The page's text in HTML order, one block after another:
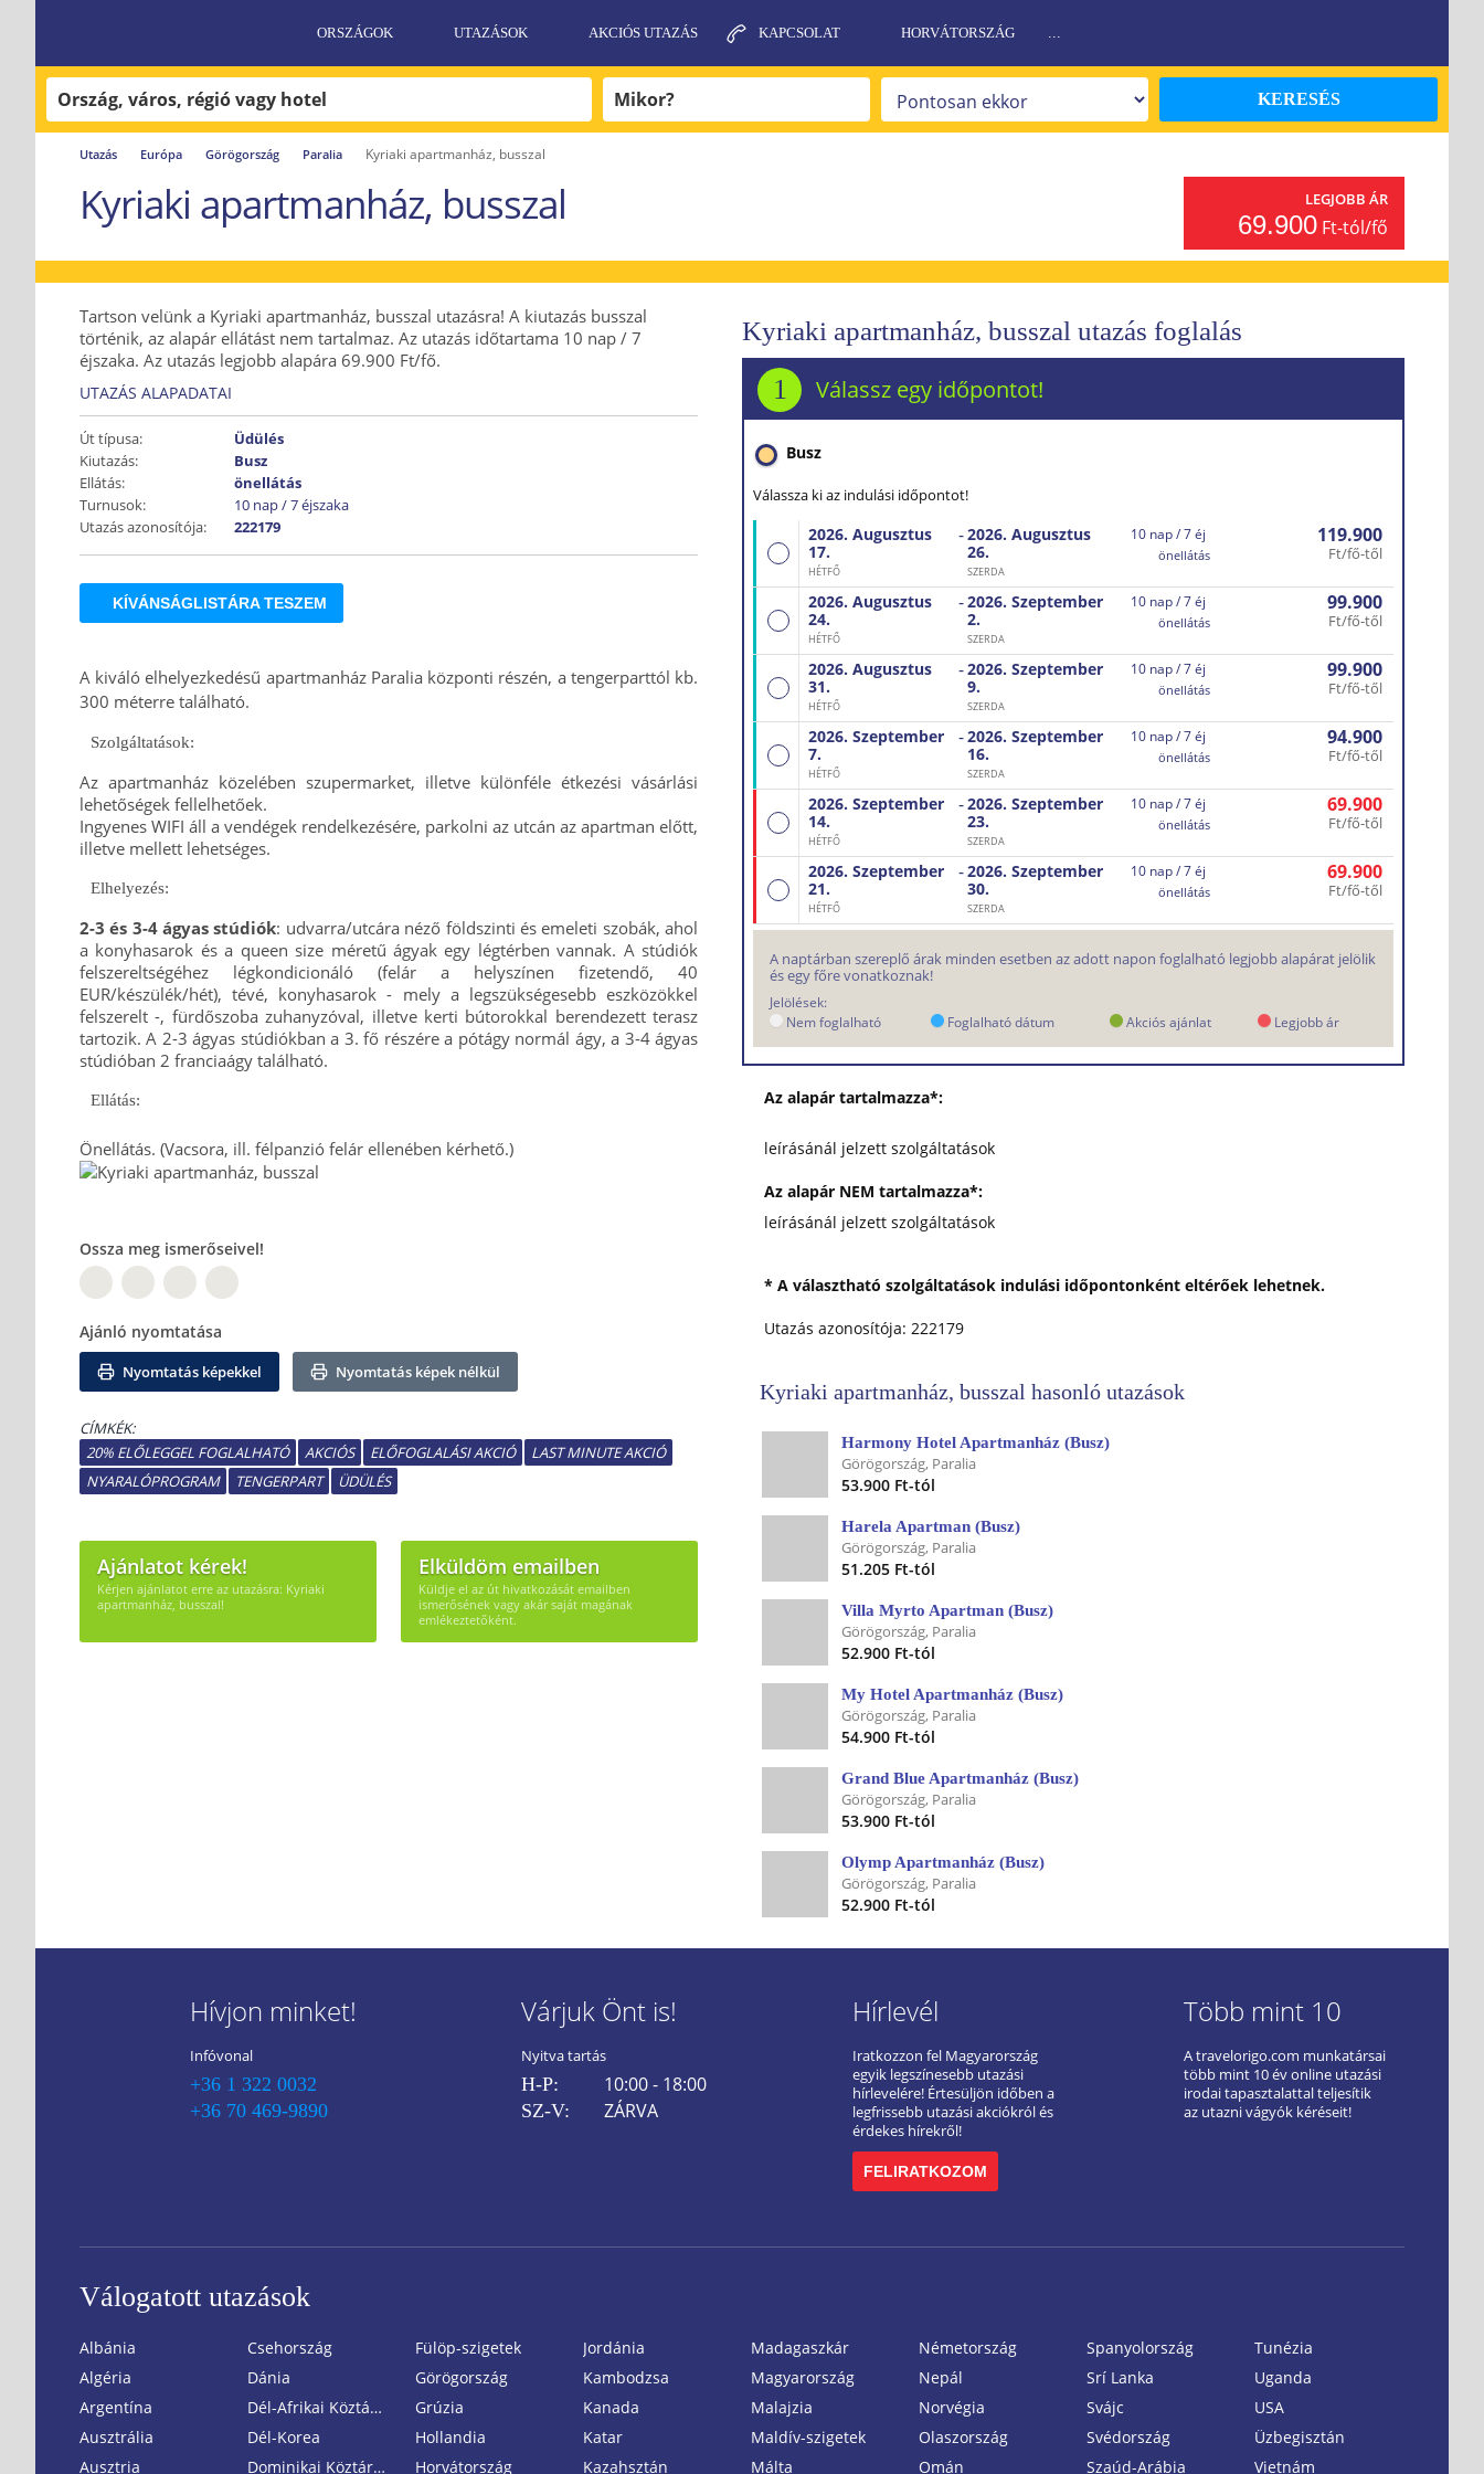
ORSZÁGOK UTAZÁSOK AKCIÓS UTAZÁS KAPCSOLAT HORVÁTORSZÁG ...
KERESÉS
Utazás Európa Görögország Paralia Kyriaki apartmanház, busszal
Kyriaki apartmanház, busszal LEGJOBB ÁR
Ft-tól/fő
69.900
Kyriaki apartmanház, busszal utazás foglalás
1 Válassz egy időpontot!
Busz
Válassza ki az indulási időpontot!
2026. Augusztus
17.
HÉTFŐ
-2026. Augusztus
26.
SZERDA
10 nap / 7 éj
önellátás
119.900
Ft/fő-től
2026. Augusztus
24.
HÉTFŐ
-2026. Szeptember
2.
SZERDA
10 nap / 7 éj
önellátás
99.900
Ft/fő-től
2026. Augusztus
31.
HÉTFŐ
-2026. Szeptember
9.
SZERDA
10 nap / 7 éj
önellátás
99.900
Ft/fő-től
2026. Szeptember
7.
HÉTFŐ
-2026. Szeptember
16.
SZERDA
10 nap / 7 éj
önellátás
94.900
Ft/fő-től
2026. Szeptember
14.
HÉTFŐ
-2026. Szeptember
23.
SZERDA
10 nap / 7 éj
önellátás
69.900
Ft/fő-től
2026. Szeptember
21.
HÉTFŐ
-2026. Szeptember
30.
SZERDA
10 nap / 7 éj
önellátás
69.900
Ft/fő-től
A naptárban szereplő árak minden esetben az adott napon foglalható legjobb alapárat jelölik
és egy főre vonatkoznak!
Jelölések:
Nem foglalható
Foglalható dátum Akciós ajánlat Legjobb ár
Tartson velünk a Kyriaki apartmanház, busszal utazásra! A kiutazás busszal
történik, az alapár ellátást nem tartalmaz. Az utazás időtartama 10 nap / 7
éjszaka. Az utazás legjobb alapára 69.900 Ft/fő.
UTAZÁS ALAPADATAI
Út típusa:
Üdülés
Kiutazás:
Busz
Ellátás:
önellátás
Turnusok:
10 nap / 7 éjszaka
Utazás azonosítója:
222179
KÍVÁNSÁGLISTÁRA TESZEM
A kiváló elhelyezkedésű apartmanház Paralia központi részén, a tengerparttól kb.
300 méterre található.
Szolgáltatások:
Az apartmanház közelében szupermarket, illetve különféle étkezési vásárlási
lehetőségek fellelhetőek.
Ingyenes WIFI áll a vendégek rendelkezésére, parkolni az utcán az apartman előtt,
illetve mellett lehetséges.
Elhelyezés:
2-3 és 3-4 ágyas stúdiók: udvarra/utcára néző földszinti és emeleti szobák, ahol
a konyhasarok és a queen size méretű ágyak egy légtérben vannak. A stúdiók
felszereltségéhez légkondicionáló (felár a helyszínen fizetendő, 40
EUR/készülék/hét), tévé, konyhasarok - mely a legszükségesebb eszközökkel
felszerelt -, fürdőszoba zuhanyzóval, illetve kerti bútorokkal berendezett terasz
tartozik. A 2-3 ágyas stúdiókban a 3. fő részére a pótágy normál ágy, a 3-4 ágyas
stúdióban 2 franciaágy található.
Ellátás:
Önellátás. (Vacsora, ill. félpanzió felár ellenében kérhető.)
Ossza meg ismerőseivel!
Ajánló nyomtatása
Nyomtatás képekkel Nyomtatás képek nélkül
CÍMKÉK:
20% ELŐLEGGEL FOGLALHATÓ
AKCIÓS ELŐFOGLALÁSI AKCIÓ
LAST MINUTE AKCIÓ
NYARALÓPROGRAM
TENGERPART ÜDÜLÉS
Ajánlatot kérek!
Kérjen ajánlatot erre az utazásra: Kyriaki
apartmanház, busszal!
Elküldöm emailben
Küldje el az út hivatkozását emailben
ismerősének vagy akár saját magának
emlékeztetőként.
Az alapár tartalmazza*:
leírásánál jelzett szolgáltatások
Az alapár NEM tartalmazza*:
leírásánál jelzett szolgáltatások
* A választható szolgáltatások indulási időpontonként eltérőek lehetnek.
Utazás azonosítója: 222179
Kyriaki apartmanház, busszal hasonló utazások
Harmony Hotel Apartmanház (Busz)
Görögország, Paralia
53.900 Ft-tól
Harela Apartman (Busz)
Görögország, Paralia
51.205 Ft-tól
Villa Myrto Apartman (Busz)
Görögország, Paralia
52.900 Ft-tól
My Hotel Apartmanház (Busz)
Görögország, Paralia
54.900 Ft-tól
Grand Blue Apartmanház (Busz)
Görögország, Paralia
53.900 Ft-tól
Olymp Apartmanház (Busz)
Görögország, Paralia
52.900 Ft-tól
Hívjon minket!
Infóvonal
+36 1 322 0032
+36 70 469-9890
Várjuk Önt is!
Nyitva tartás
H-P: 10:00 - 18:00
SZ-V: ZÁRVA
Hírlevél
Iratkozzon fel Magyarország
egyik legszínesebb utazási
hírlevelére! Értesüljön időben a
legfrissebb utazási akciókról és
érdekes hírekről!
FELIRATKOZOM
Több mint 10
A travelorigo.com munkatársai
több mint 10 év online utazási
irodai tapasztalattal teljesítik
az utazni vágyók kéréseit!
Válogatott utazások
Albánia
Algéria
Argentína
Ausztrália
Ausztria
Csehország
Dánia
Dél-Afrikai Köztársaság
Dél-Korea
Dominikai Köztársaság
Fülöp-szigetek
Görögország
Grúzia
Hollandia
Horvátország
Jordánia
Kambodzsa
Kanada
Katar
Kazahsztán
Madagaszkár
Magyarország
Malajzia
Maldív-szigetek
Málta
Németország
Nepál
Norvégia
Olaszország
Omán
Spanyolország
Srí Lanka
Svájc
Svédország
Szaúd-Arábia
Tunézia
Uganda
USA
Üzbegisztán
Vietnám